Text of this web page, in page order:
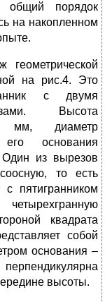
общий порядок
на накопленном
геометрической
на рис.4. Это
с двумя
Высота
мм, диаметр
основания
из вырезов
то есть
пятигранником
квадрата
собой
основания –
высоты.